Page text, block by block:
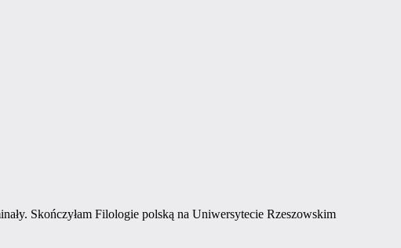
Skończyłam Filologie polską na Uniwersytecie Rzeszowskim